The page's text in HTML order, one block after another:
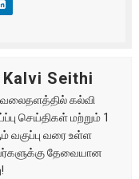
Seithi
கல்வி
செய்திகள் மற்றும் 1
வகுப்பு வரை உள்ள
தேவையான